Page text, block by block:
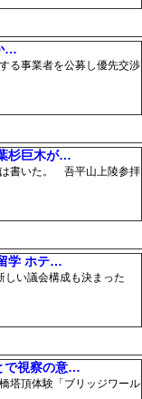
…
る事業者を公募し優先交渉
杉巨木が…
書いた。 吾平山上陵参拝
学 ホテ…
い議会構成も決まった
で視察の意…
塔頂体験「ブリッジワール